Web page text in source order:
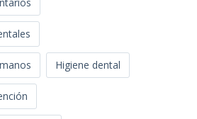
Higiene dental